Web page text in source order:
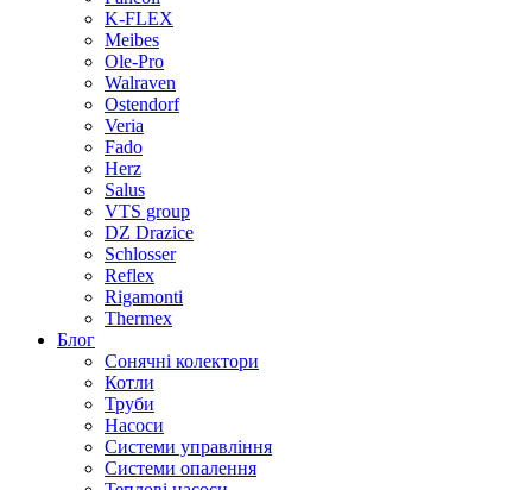
K-FLEX
Meibes
Ole-Pro
Walraven
Ostendorf
Veria
Fado
Herz
Salus
VTS group
DZ Drazice
Schlosser
Reflex
Rigamonti
Thermex
Блог
Сонячні колектори
Котли
Труби
Насоси
Системи управління
Системи опалення